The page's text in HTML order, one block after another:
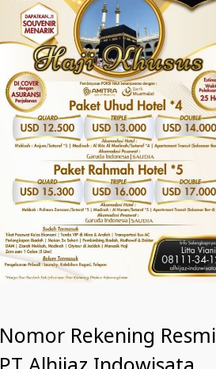
Nomor Rekening Resmi